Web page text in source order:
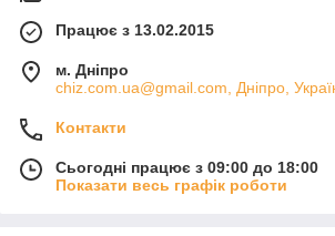
Працює з 13.02.2015
м. Дніпро
chiz.com.ua@gmail.com, Дніпро,
Контакти
Сьогодні працює з 09:00 до 18:00
Показати весь графік роботи